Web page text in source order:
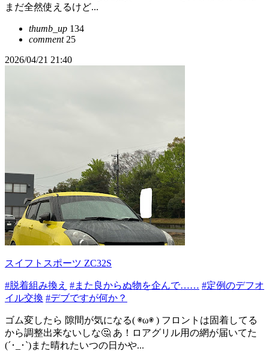
まだ全然使えるけど...
thumb_up 134
comment25
2026/04/21 21:40
スイフトスポーツ ZC32S
#脱着組み換え #また良からぬ物を企んで…… #定例のデフオ
イル交換 #デブですが何か？
ゴム変したら 隙間が気になる( ◉ω◉ ) フロントは固着してる
から調整出来ないしな🤔 あ！ロアグリル用の網が届いてた
(´･_･`)また晴れたいつの日かや...